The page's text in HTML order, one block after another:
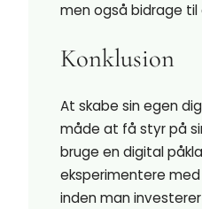
men også bidrage
Konklusion
At skabe sin egen
måde at få styr på
bruge en digital
eksperimentere
inden man